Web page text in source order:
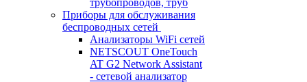
трубопроводов, труб
Приборы для обслуживания
беспроводных сетей
Анализаторы WiFi сетей
NETSCOUT OneTouch
AT G2 Network Assistant
- сетевой анализатор